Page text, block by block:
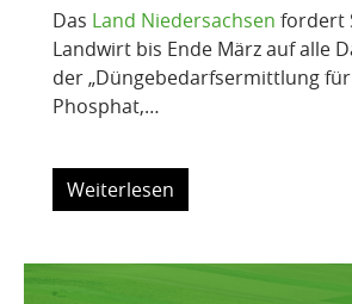
Das Land Niedersachsen fordert
Landwirt bis Ende März auf alle
der „Düngebedarfsermittlung
Phosphat,…
Weiterlesen